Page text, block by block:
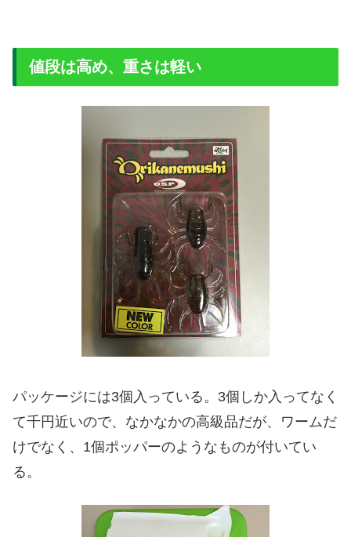
値段は高め、重さは軽い
パッケージには3個入っている。3個しか入ってなく
て千円近いので、なかなかの高級品だが、ワームだ
けでなく、1個ポッパーのようなものが付いてい
る。